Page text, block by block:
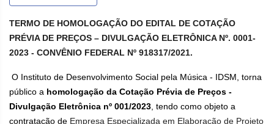
TERMO DE HOMOLOGAÇÃO DO EDITAL DE COTAÇÃO
PRÉVIA DE PREÇOS – DIVULGAÇÃO ELETRÔNICA Nº. 0001-
2023 - CONVÊNIO FEDERAL Nº 918317/2021.
O Instituto de Desenvolvimento Social pela Música - IDSM, torna
público a homologação da Cotação Prévia de Preços -
Divulgação Eletrônica nº 001/2023 , tendo como objeto a
contratação de Empresa Especializada em Elaboração de Projeto